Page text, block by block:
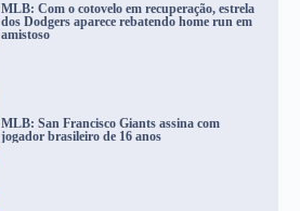
MLB: Com o cotovelo em recuperação, estrela
dos Dodgers aparece rebatendo home run em
amistoso
MLB: San Francisco Giants assina com
jogador brasileiro de 16 anos